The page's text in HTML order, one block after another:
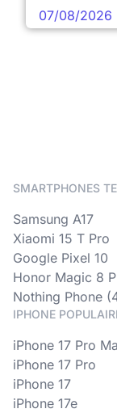
07/08/2026
SMARTPHONES
Samsung A17
Xiaomi 15 T Pro
Google Pixel 10
Honor Magic 8
Nothing Phone
IPHONE
iPhone 17 Pro
iPhone 17 Pro
iPhone 17
iPhone 17e